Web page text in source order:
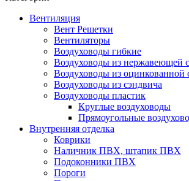
Вентиляция
Вент Решетки
Вентиляторы
Воздуховоды гибкие
Воздуховоды из нержавеющей
Воздуховоды из оцинкованной
Воздуховоды из сэндвича
Воздуховоды пластик
Круглые воздуховоды
Прямоугольные
Внутренняя отделка
Коврики
Наличник ПВХ, штапик ПВХ
Подоконники ПВХ
Пороги